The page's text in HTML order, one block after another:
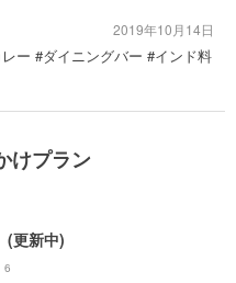
ー #ダイニングバー #インド料
2019年10月14日
けプラン
(更新中)
6